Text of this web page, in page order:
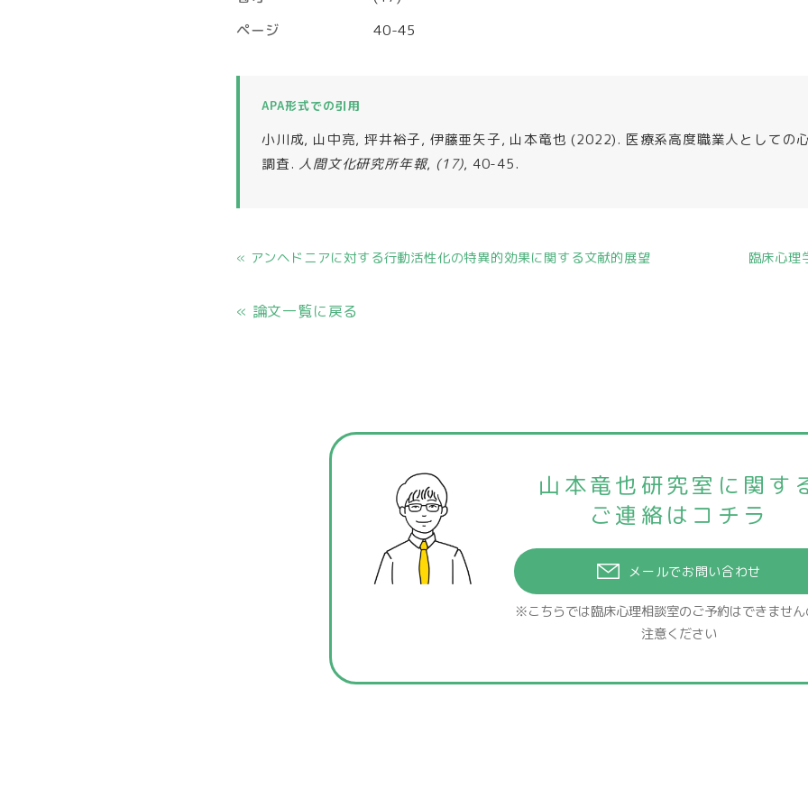
ページ
40-45
APA形式での引用
小川成, 山中亮, 坪井裕子, 伊藤亜矢子, 山本竜也 (2022). 医療系高度職業人としての
調査. 人間文化研究所年報, (17), 40-45.
« アンヘドニアに対する行動活性化の特異的効果に関する文献的展望 臨床心理
« 論文一覧に戻る
山本竜也研究室に関す
ご連絡はコチラ
メールでお問い合わせ
※こちらでは臨床心理相談室のご予約はできませ
注意ください